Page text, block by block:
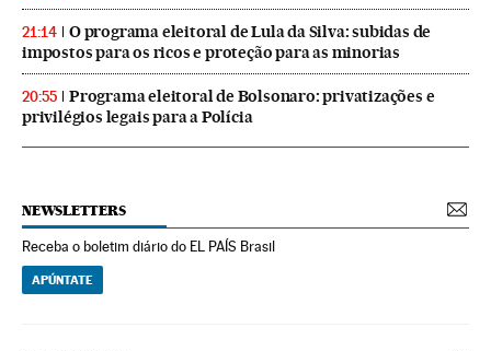
21:14
O programa eleitoral de Lula da Silva: subidas de
impostos para os ricos e proteção para as minorias
20:55
Programa eleitoral de Bolsonaro: privatizações e
privilégios legais para a Polícia
NEWSLETTERS
Receba o boletim diário do EL PAÍS Brasil
APÚNTATE